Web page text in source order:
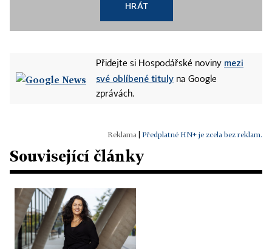
HRÁT
Přidejte si Hospodářské noviny mezi
své oblíbené tituly na Google
zprávách.
Předplatné HN+ je zcela bez reklam.
Související články